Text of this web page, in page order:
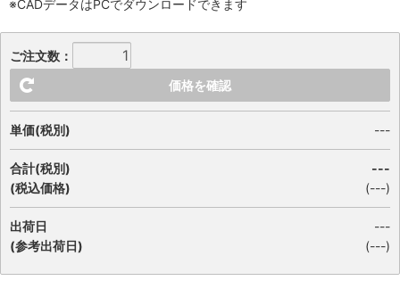
※CADデータはPCでダウンロードできます
ご注文数：
価格を確認
単価(税別) ---
合計(税別)
(税込価格)
---
(---)
出荷日
(参考出荷日)
---
(---)